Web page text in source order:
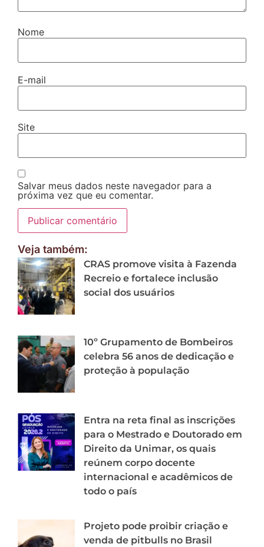
Nome
E-mail
Site
Salvar meus dados neste navegador para a
próxima vez que eu comentar.
Veja também:
CRAS promove visita à Fazenda
Recreio e fortalece inclusão
social dos usuários
10º Grupamento de Bombeiros
celebra 56 anos de dedicação e
proteção à população
Entra na reta final as inscrições
para o Mestrado e Doutorado em
Direito da Unimar, os quais
reúnem corpo docente
internacional e acadêmicos de
todo o país
Projeto pode proibir criação e
venda de pitbulls no Brasil